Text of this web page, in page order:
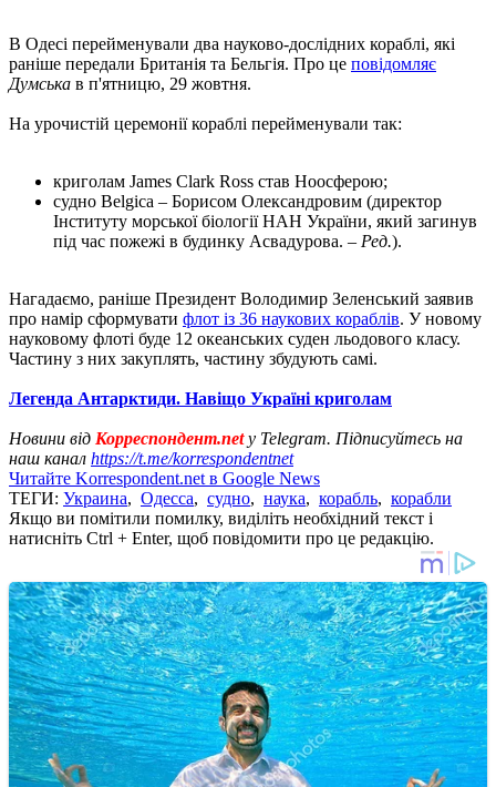
В Одесі перейменували два науково-дослідних кораблі, які
раніше передали Британія та Бельгія. Про це повідомляє
Думська в п'ятницю, 29 жовтня.
На урочистій церемонії кораблі перейменували так:
криголам James Clark Ross став Ноосферою;
судно Belgica – Борисом Олександровим (директор
Інституту морської біології НАН України, який загинув
під час пожежі в будинку Асвадурова. – Ред.).
Нагадаємо, раніше Президент Володимир Зеленський заявив
про намір сформувати флот із 36 наукових кораблів. У новому
науковому флоті буде 12 океанських суден льодового класу.
Частину з них закуплять, частину збудують самі.
Легенда Антарктиди. Навіщо Україні криголам
Новини від Корреспондент.netу Telegram. Підписуйтесь на
наш канал https://t.me/korrespondentnet
Читайте Korrespondent.net в Google News
ТЕГИ: Украина, Одесса, судно, наука, корабль, корабли
Якщо ви помітили помилку, виділіть необхідний текст і
натисніть Ctrl + Enter, щоб повідомити про це редакцію.